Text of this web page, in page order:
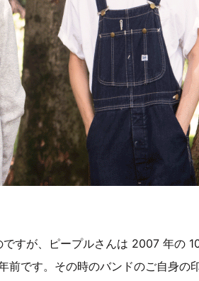
すが、ピープルさんは 2007 年の
です。その時のバンドのご自身の